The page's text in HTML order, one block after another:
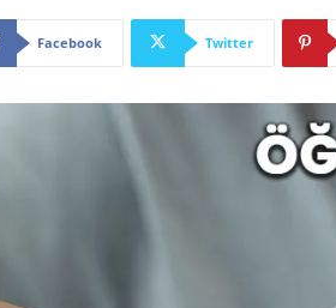
Facebook Twitter